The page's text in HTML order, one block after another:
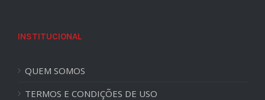
INSTITUCIONAL
QUEM SOMOS
TERMOS E CONDIÇÕES DE USO